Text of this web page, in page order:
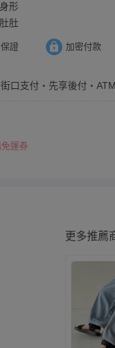
形
肚
證 加密付款
口支付・先享後付・
運券
更多推薦